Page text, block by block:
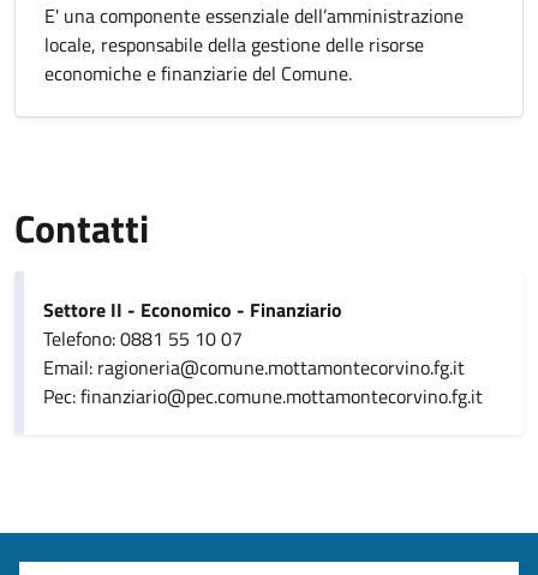
E' una componente essenziale dell’amministrazione
locale, responsabile della gestione delle risorse
economiche e finanziarie del Comune.
Contatti
Settore II - Economico - Finanziario
Telefono: 0881 55 10 07
Email: ragioneria@comune.mottamontecorvino.fg.it
Pec: finanziario@pec.comune.mottamontecorvino.fg.it